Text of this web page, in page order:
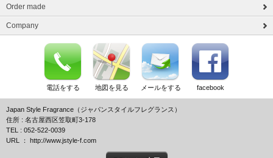
Order made
Company
電話をする 地図を見る メールをする facebook
Japan Style Fragrance（ジャパンスタイルフレグランス）
住所 : 名古屋西区笠取町3-178
TEL : 052-522-0039
URL ： http://www.jstyle-f.com